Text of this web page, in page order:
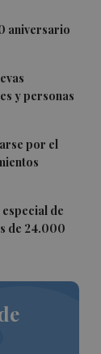
aniversario
y personas
por el
de
de 24.000